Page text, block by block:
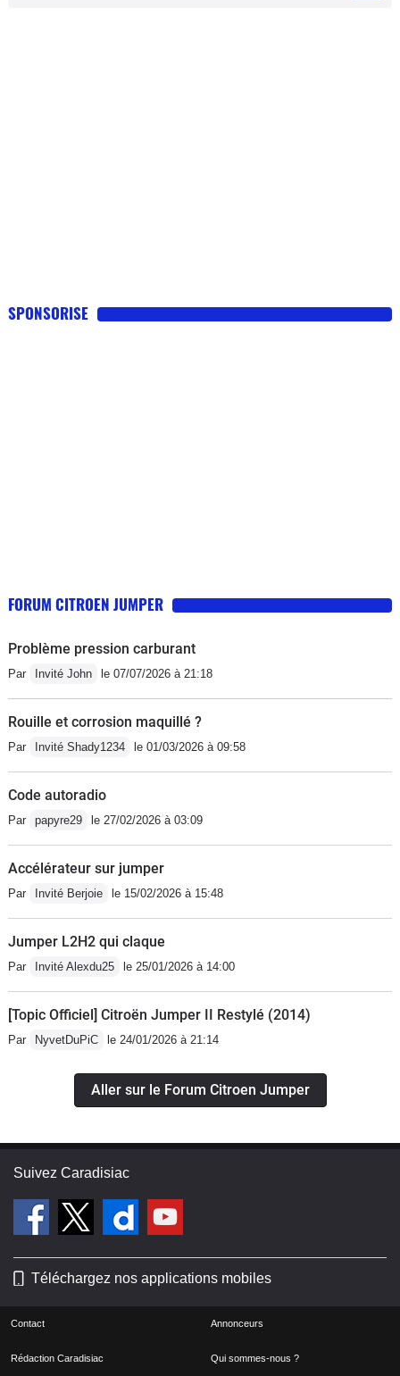
SPONSORISE
FORUM CITROEN JUMPER
Problème pression carburant
Par Invité John le 07/07/2026 à 21:18
Rouille et corrosion maquillé ?
Par Invité Shady1234 le 01/03/2026 à 09:58
Code autoradio
Par papyre29 le 27/02/2026 à 03:09
Accélérateur sur jumper
Par Invité Berjoie le 15/02/2026 à 15:48
Jumper L2H2 qui claque
Par Invité Alexdu25 le 25/01/2026 à 14:00
[Topic Officiel] Citroën Jumper II Restylé (2014)
Par NyvetDuPiC le 24/01/2026 à 21:14
Aller sur le Forum Citroen Jumper
Suivez Caradisiac
Téléchargez nos applications mobiles
Contact Annonceurs
Rédaction Caradisiac Qui sommes-nous ?